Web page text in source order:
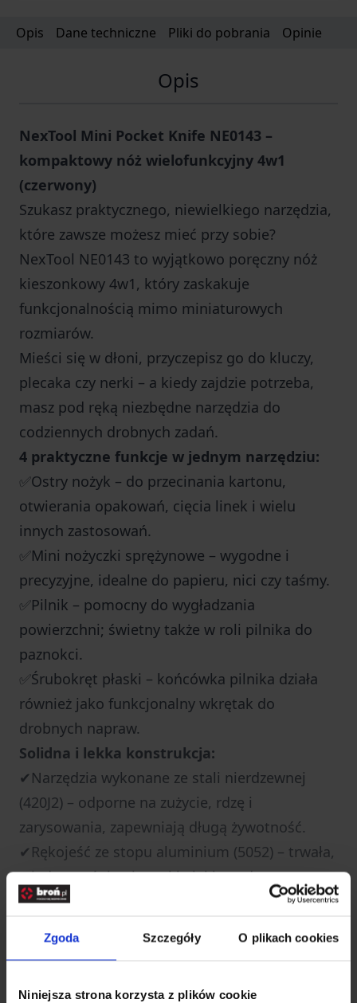
Zgoda Szczegóły O plikach cookies
Niniejsza strona korzysta z plików cookie
Opis Dane techniczne Pliki do pobrania Opinie
Opis
NexTool Mini Pocket Knife NE0143 –
kompaktowy nóż wielofunkcyjny 4w1
(czerwony)
Szukasz praktycznego, niewielkiego narzędzia,
które zawsze możesz mieć przy sobie?
NexTool NE0143 to wyjątkowo poręczny nóż
kieszonkowy 4w1, który zaskakuje
funkcjonalnością mimo miniaturowych
rozmiarów.
Mieści się w dłoni, przyczepisz go do kluczy,
plecaka czy nerki – a kiedy zajdzie potrzeba,
masz pod ręką niezbędne narzędzia do
codziennych drobnych zadań.
4 praktyczne funkcje w jednym narzędziu:
✅Ostry nożyk – do przecinania kartonu,
otwierania opakowań, cięcia linek i wielu
innych zastosowań.
✅Mini nożyczki sprężynowe – wygodne i
precyzyjne, idealne do papieru, nici czy taśmy.
✅Pilnik – pomocny do wygładzania
powierzchni; świetny także w roli pilnika do
paznokci.
✅Śrubokręt płaski – końcówka pilnika działa
również jako funkcjonalny wkrętak do
drobnych napraw.
Solidna i lekka konstrukcja:
✔Narzędzia wykonane ze stali nierdzewnej
(420J2) – odporne na zużycie, rdzę i
zarysowania, zapewniają długą żywotność.
✔Rękojeść ze stopu aluminium (5052) – trwała,
a jednocześnie niezwykle lekka, odporna na
warunki atmosferyczne i korozję.
ryzyko przypadkowego otwarcia i zapewnia